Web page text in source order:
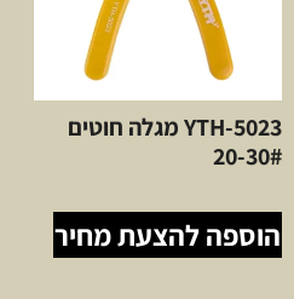
YTH-5023 מגלה חוטים
20-30#
הוספה להצעת מחיר